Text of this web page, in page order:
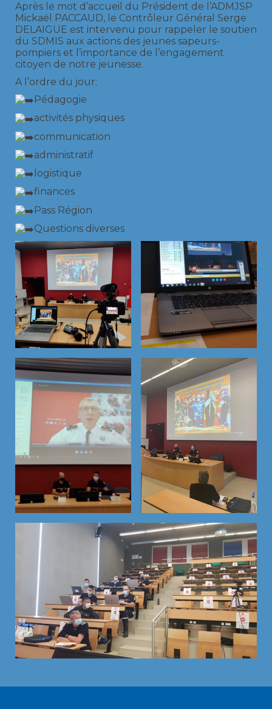
Après le mot d’accueil du Président de l’ADMJSP
Mickaël PACCAUD, le Contrôleur Général Serge
DELAIGUE est intervenu pour rappeler le soutien
du SDMIS aux actions des jeunes sapeurs-
pompiers et l’importance de l’engagement
citoyen de notre jeunesse.
A l’ordre du jour:
Pédagogie
activités physiques
communication
administratif
logistique
finances
Pass Région
Questions diverses